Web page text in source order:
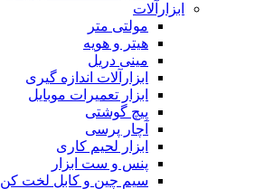
ابزارآلات
مولتی متر
هیتر و هویه
مینی دریل
ابزارآلات اندازه گیری
ابزار تعمیرات موبایل
پیچ گوشتی
آچار پرسی
ابزار لحیم کاری
پنس و ست ابزار
سیم چین و کابل لخت کن